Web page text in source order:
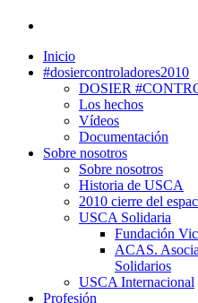
Inicio
#dosiercontroladores2010
DOSIER
Los hechos
Vídeos
Documentación
Sobre nosotros
Sobre nosotros
Historia de USCA
2010 cierre del
USCA Solidaria
Fundación
ACAS.
Solidarios
USCA Internacional
Profesión